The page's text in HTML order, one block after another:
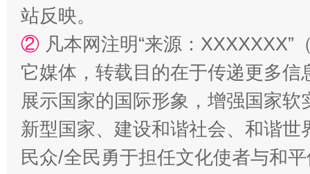
漫山遍野的桃花与雪山、麦地、白藏房
站反映。
② 凡本网注明“来源：
它媒体，转载目的在于传递更多
展示国家的国际形象，增强国家
新型国家、建设和谐社会、和谐
民众/全民勇于担任文化使者与和